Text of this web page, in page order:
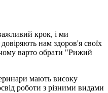
крок, і ми
нам здоров'я своїх
варто обрати "Рижий
мають високу
роботи з різними видами